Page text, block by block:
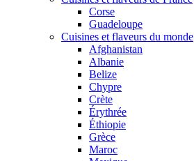
Corse
Guadeloupe
Cuisines et flaveurs du monde
Afghanistan
Albanie
Belize
Chypre
Crète
Érythrée
Éthiopie
Grèce
Maroc